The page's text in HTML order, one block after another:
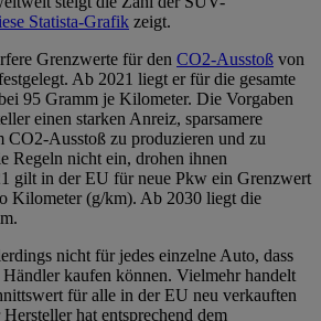
Statista-Grafik zeigt.
Grenzwerte für den CO2-Ausstoß von
Ab 2021 liegt er für die gesamte
95 Gramm je Kilometer. Die Vorgaben
einen starken Anreiz, sparsamere
CO2-Ausstoß zu produzieren und zu
Regeln nicht ein, drohen ihnen
gilt in der EU für neue Pkw ein Grenzwert
Kilometer (g/km). Ab 2030 liegt die
nicht für jedes einzelne Auto, dass
kaufen können. Vielmehr handelt
für alle in der EU neu verkauften
hat entsprechend dem